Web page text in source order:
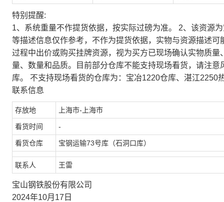
特别提醒:
1、系统重量不作提货依据，按实际过磅为准。 2、该资源
等描述信息仅作参考，不作为提货依据，实物与资源描述
过程中出价或购买挂牌资源，视为买方已现场确认实物质
量、数量和品质。目前部分仓库不能支持现场看货，请注
库。 不支持现场看货的仓库为：宝冶1220仓库、湛江2250
联系信息
存放地 上海市-上海市
看货时间 -
看货仓库 宝钢运输73号库（石洞口库）
联系人 王雷
宝山钢铁股份有限公司
2024年10月17日